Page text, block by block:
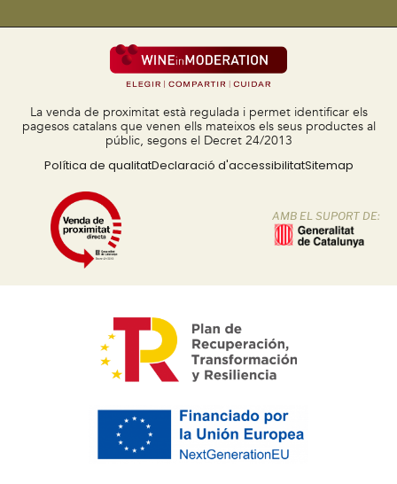
La venda de proximitat està regulada i permet identificar els
pagesos catalans que venen ells mateixos els seus productes al
públic, segons el Decret 24/2013
Política de qualitatDeclaració d'accessibilitatSitemap
AMB EL SUPORT DE: